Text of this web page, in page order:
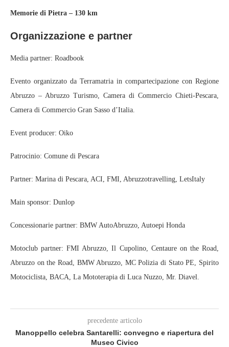
Memorie di Pietra – 130 km
Organizzazione e partner
Media partner: Roadbook
Evento organizzato da Terramatria in compartecipazione con Regione
Abruzzo – Abruzzo Turismo, Camera di Commercio Chieti-Pescara,
Camera di Commercio Gran Sasso d’Italia.
Event producer: Oiko
Patrocinio: Comune di Pescara
Partner: Marina di Pescara, ACI, FMI, Abruzzotravelling, LetsItaly
Main sponsor: Dunlop
Concessionarie partner: BMW AutoAbruzzo, Autoepi Honda
Motoclub partner: FMI Abruzzo, Il Cupolino, Centaure on the Road,
Abruzzo on the Road, BMW Abruzzo, MC Polizia di Stato PE, Spirito
Motociclista, BACA, La Mototerapia di Luca Nuzzo, Mr. Diavel.
precedente articolo
Manoppello celebra Santarelli: convegno e riapertura del
Museo Civico